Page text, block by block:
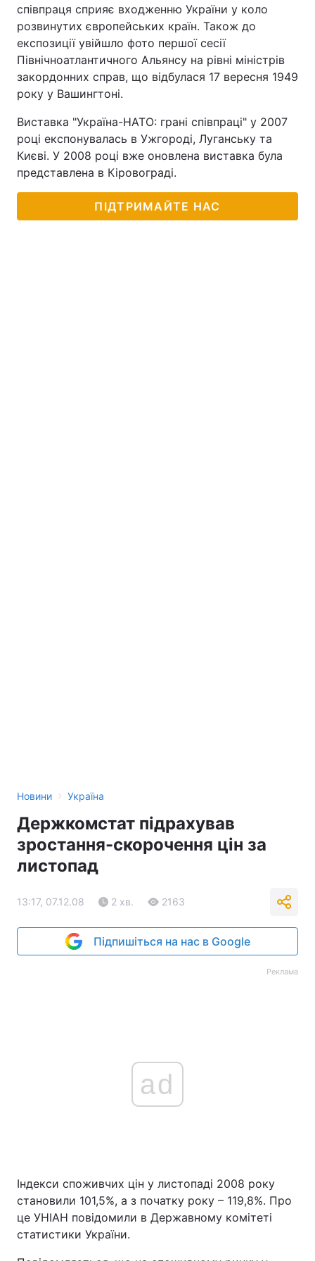
співпраця сприяє входженню України у коло
розвинутих європейських країн. Також до
експозиції увійшло фото першої сесії
Північноатлантичного Альянсу на рівні міністрів
закордонних справ, що відбулася 17 вересня 1949
року у Вашингтоні.
Виставка "Україна-НАТО: грані співпраці" у 2007
році експонувалась в Ужгороді, Луганську та
Києві. У 2008 році вже оновлена виставка була
представлена в Кіровограді.
ПІДТРИМАЙТЕ НАС
Новини › Україна
Держкомстат підрахував
зростання-скорочення цін за
листопад
13:17, 07.12.08 2 хв. 2163
Підпишіться на нас в Google
Реклама
ad
Індекси споживчих цін у листопаді 2008 року
становили 101,5%, а з початку року – 119,8%. Про
це УНІАН повідомили в Державному комітеті
статистики України.